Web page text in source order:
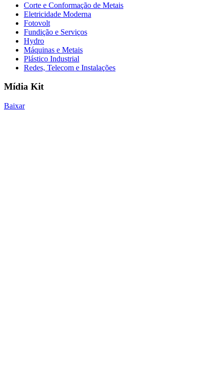
Corte e Conformação de Metais
Eletricidade Moderna
Fotovolt
Fundição e Serviços
Hydro
Máquinas e Metais
Plástico Industrial
Redes, Telecom e Instalações
Mídia Kit
Baixar